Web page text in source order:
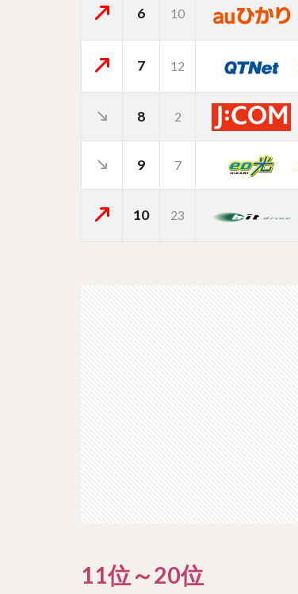
6 10
7 12
8 2
9 7
10 23
11位～20位